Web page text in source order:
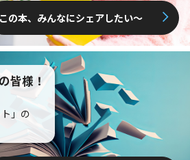
この本、みんなにシェアしたい〜
皆様！
」の